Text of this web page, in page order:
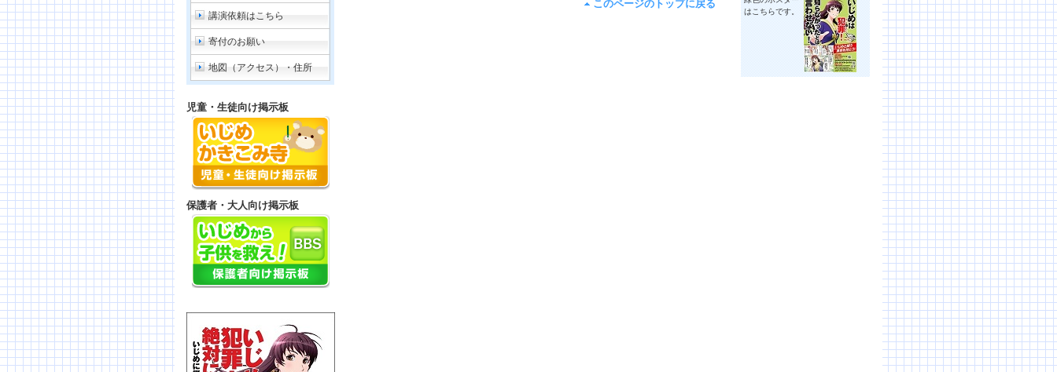
講演依頼はこちら
寄付のお願い
地図（アクセス）・住所
児童・生徒向け掲示板
保護者・大人向け掲示板
このページのトップに戻る
はこちらです。